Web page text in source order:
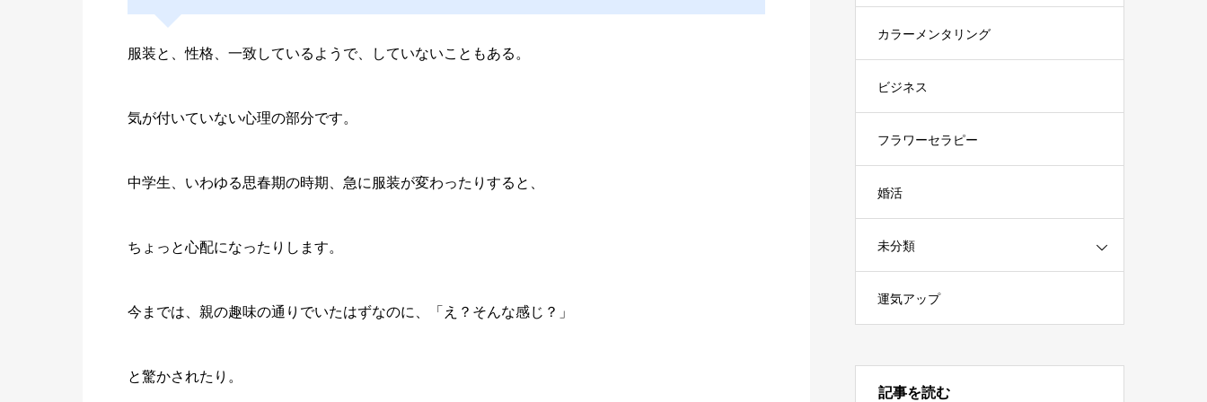
服装と、性格、一致しているようで、していないこともある。
気が付いていない心理の部分です。
中学生、いわゆる思春期の時期、急に服装が変わったりすると、
ちょっと心配になったりします。
今までは、親の趣味の通りでいたはずなのに、「え？そんな感じ？」
と驚かされたり。
カラーメンタリング
ビジネス
フラワーセラピー
婚活
未分類
運気アップ
記事を読む